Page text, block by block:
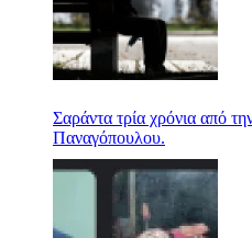
Σαράντα τρία χρόνια από
Παναγόπουλου.